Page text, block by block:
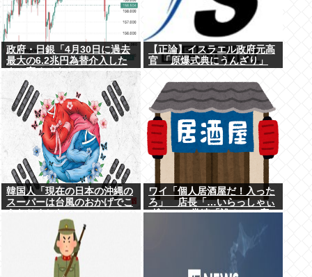
政府・日銀「4月30日に過去
最大の6.2兆円為替介入した
よ！褒めてよ！」
【正論】イスラエル政府元高
官 「原爆式典にうんざり」
韓国人「現在の日本の沖縄の
スーパーは台風のおかげでこ
ワイ「個人居酒屋だ！入った
ろ」 店長「…いらっしゃぃ
(ﾎﾞｿｯ」 常連「誰？」 店